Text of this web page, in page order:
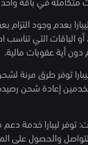
بعدم وجود
الباقات التي تناسب
دون أية عقوبات مالية.
توفر طرق مرنة
إعادة شحن
توفر ليبارا خدمة
والحصول على